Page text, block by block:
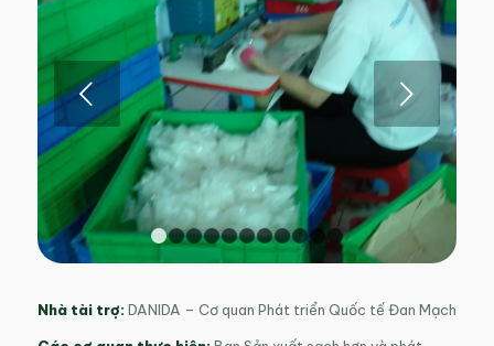
Next
1 2 3 5 6 7 9 11
Nhà tài trợ: DANIDA – Cơ quan Phát triển Quốc tế Đan Mạch